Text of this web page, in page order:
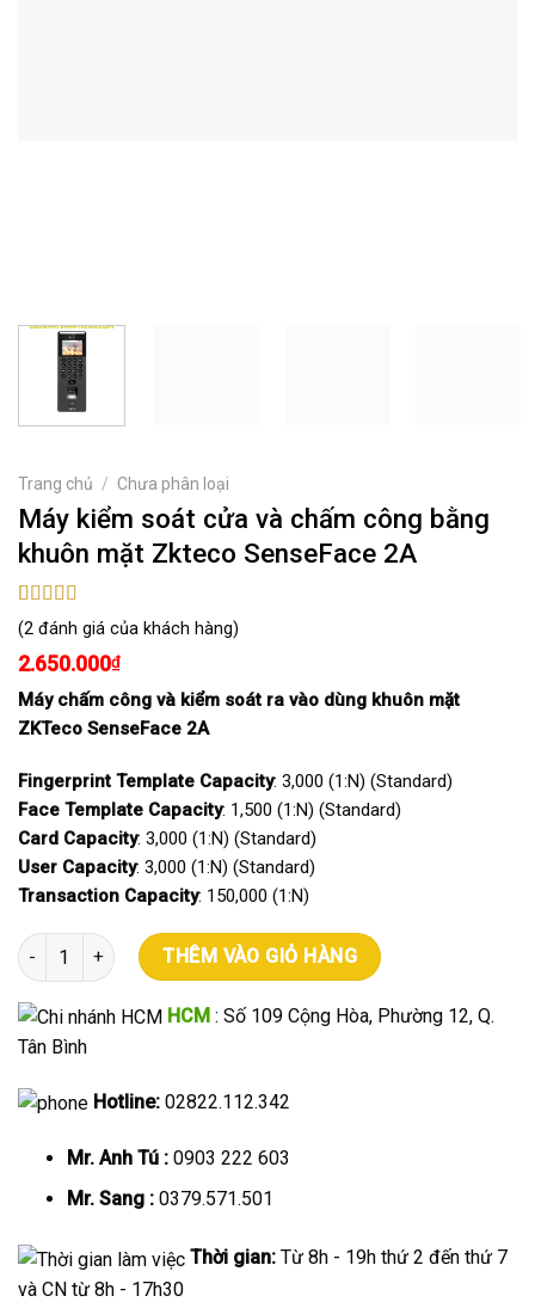
Trang chủ / Chưa phân loại
Máy kiểm soát cửa và chấm công bằng
khuôn mặt Zkteco SenseFace 2A
5.00trên 5
dựa trên
2
đánh giá
(2 đánh giá của khách hàng)
2.650.000₫
Máy chấm công và kiểm soát ra vào dùng khuôn mặt
ZKTeco SenseFace 2A
Fingerprint Template Capacity: 3,000 (1:N) (Standard)
Face Template Capacity: 1,500 (1:N) (Standard)
Card Capacity: 3,000 (1:N) (Standard)
User Capacity: 3,000 (1:N) (Standard)
Transaction Capacity: 150,000 (1:N)
Máy kiểm soát cửa và chấm công bằng khuôn mặt Zkteco
THÊM VÀO GIỎ HÀNG
HCM : Số 109 Cộng Hòa, Phường 12, Q.
Tân Bình
Hotline: 02822.112.342
Mr. Anh Tú :0903 222 603
Mr. Sang :0379.571.501
Thời gian: Từ 8h - 19h thứ 2 đến thứ 7
và CN từ 8h - 17h30